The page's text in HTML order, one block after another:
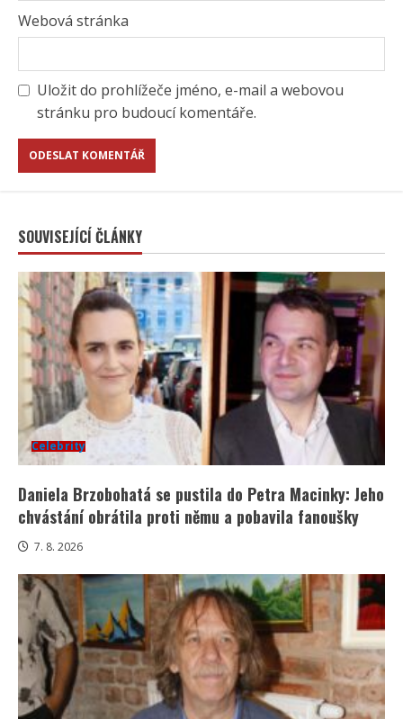
Webová stránka
Uložit do prohlížeče jméno, e-mail a webovou
stránku pro budoucí komentáře.
SOUVISEJÍCÍ ČLÁNKY
Celebrity
Daniela Brzobohatá se pustila do Petra Macinky: Jeho
chvástání obrátila proti němu a pobavila fanoušky
7. 8. 2026